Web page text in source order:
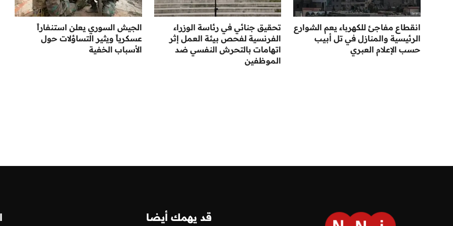
انقطاع مفاجئ للكهرباء يعم الشوارع
الرئيسية والمنازل في تل أبيب
حسب الإعلام العبري
تحقيق جنائي في رئاسة الوزراء
الفرنسية لفحص بيئة العمل إثر
اتهامات بالتحرش النفسي ضد
الموظفين
الجيش السوري يعلن استنفاراً
عسكرياً ويثير التساؤلات حول
الأسباب الخفية
قد يهمك أيضا